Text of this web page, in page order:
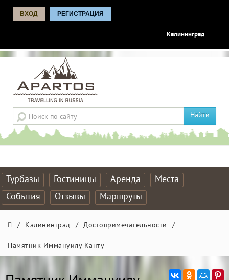
ВХОД РЕГИСТРАЦИЯ
Калининград
Найти
Турбазы Гостиницы Аренда
Места
События
Отзывы Маршруты
/ Калининград / Достопримечательности /
Памятник Иммануилу Канту